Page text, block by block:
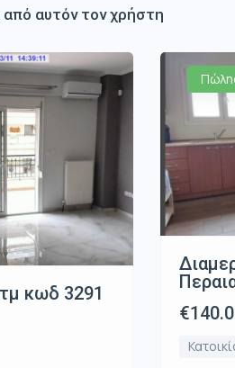
αυτόν τον χρήστη
κωδ 3291